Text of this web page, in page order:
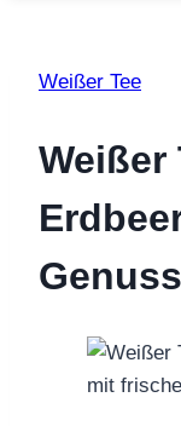
Weißer Tee
Weißer
Genuss